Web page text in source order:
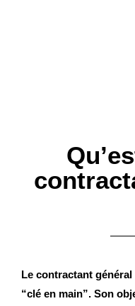
Le contractant
“clé en main”. Son